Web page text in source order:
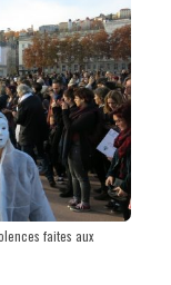
faites aux